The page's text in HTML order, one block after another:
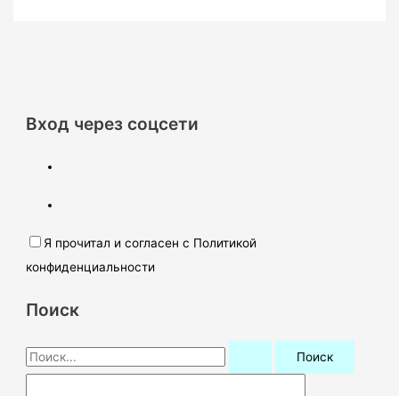
Вход через соцсети
Я прочитал и согласен с Политикой
конфиденциальности
Поиск
П
о